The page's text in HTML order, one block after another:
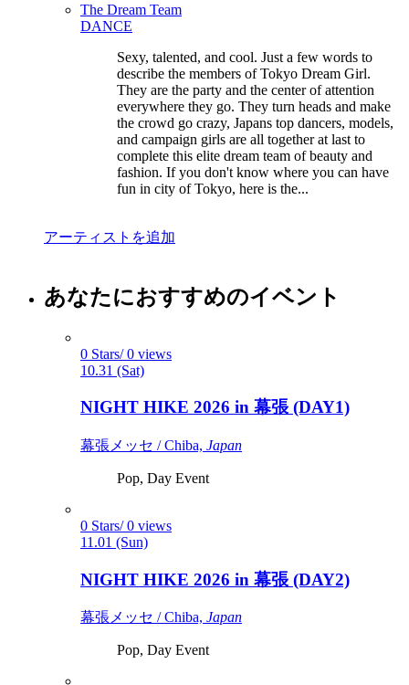
The Dream Team
DANCE
Sexy, talented, and cool. Just a few words to
describe the members of Tokyo Dream Girl.
They are the party and the center of attention
everywhere they go. They turn heads and make
the crowd go crazy, Japans top dancers, models,
and campaign girls are all together at last to
complete this elite dream team of beauty and
fashion. If you don't know where you can have
fun in city of Tokyo, here is the...
アーティストを追加
あなたにおすすめのイベント
0 Stars/ 0 views
10.31 (Sat)
NIGHT HIKE 2026 in 幕張 (DAY1)
幕張メッセ / Chiba, Japan
Pop, Day Event
0 Stars/ 0 views
11.01 (Sun)
NIGHT HIKE 2026 in 幕張 (DAY2)
幕張メッセ / Chiba, Japan
Pop, Day Event